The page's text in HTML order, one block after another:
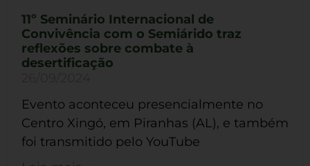
11º Seminário Internacional de
Convivência com o Semiárido traz
reflexões sobre combate à
desertificação
Evento aconteceu presencialmente no
Centro Xingó, em Piranhas (AL), e também
foi transmitido pelo YouTube